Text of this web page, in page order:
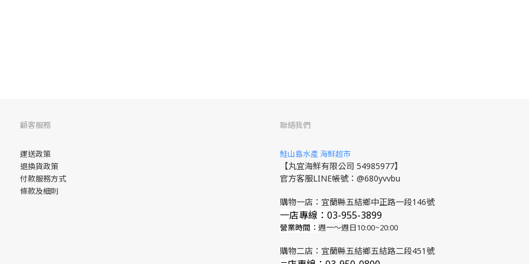
顧客服務
運送政策
退換貨政策
付款服務方式
條款及細則
聯絡我們
鮭山島水產 海鮮超市
【丸宜海鮮有限公司 54985977】
官方客服LINE帳號：@680yvvbu
購物一店：宜蘭縣五結鄉中正路一段146號
一店專線：03-955-3899
營業時間： 週一～週日10:00~20:00
購物二店：宜蘭縣五結鄉五結路二段451號